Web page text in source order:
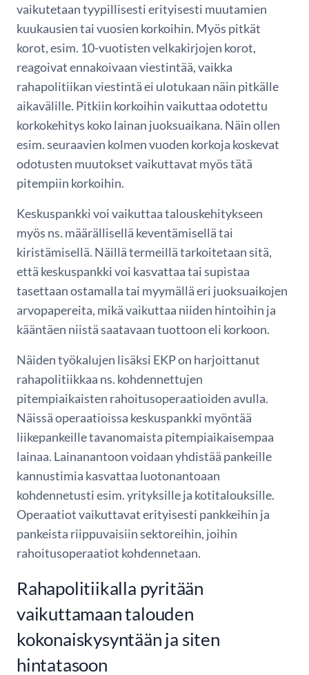
vaikutetaan tyypillisesti erityisesti muutamien
kuukausien tai vuosien korkoihin. Myös pitkät
korot, esim. 10-vuotisten velkakirjojen korot,
reagoivat ennakoivaan viestintää, vaikka
rahapolitiikan viestintä ei ulotukaan näin pitkälle
aikavälille. Pitkiin korkoihin vaikuttaa odotettu
korkokehitys koko lainan juoksuaikana. Näin ollen
esim. seuraavien kolmen vuoden korkoja koskevat
odotusten muutokset vaikuttavat myös tätä
pitempiin korkoihin.
Keskuspankki voi vaikuttaa talouskehitykseen
myös ns. määrällisellä keventämisellä tai
kiristämisellä. Näillä termeillä tarkoitetaan sitä,
että keskuspankki voi kasvattaa tai supistaa
tasettaan ostamalla tai myymällä eri juoksuaikojen
arvopapereita, mikä vaikuttaa niiden hintoihin ja
kääntäen niistä saatavaan tuottoon eli korkoon.
Näiden työkalujen lisäksi EKP on harjoittanut
rahapolitiikkaa ns. kohdennettujen
pitempiaikaisten rahoitusoperaatioiden avulla.
Näissä operaatioissa keskuspankki myöntää
liikepankeille tavanomaista pitempiaikaisempaa
lainaa. Lainanantoon voidaan yhdistää pankeille
kannustimia kasvattaa luotonantoaan
kohdennetusti esim. yrityksille ja kotitalouksille.
Operaatiot vaikuttavat erityisesti pankkeihin ja
pankeista riippuvaisiin sektoreihin, joihin
rahoitusoperaatiot kohdennetaan.
Rahapolitiikalla pyritään
vaikuttamaan talouden
kokonaiskysyntään ja siten
hintatasoon